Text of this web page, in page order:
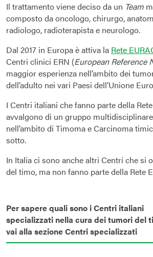
Il trattamento viene deciso da un Team
composto da oncologo, chirurgo,
radiologo, radioterapista e neurologo.
Dal 2017 in Europa è attiva la Rete
Centri clinici ERN (European Reference
maggior esperienza nell’ambito dei
dell’adulto nei vari Paesi dell’Unione
I Centri italiani che fanno parte della
avvalgono di un gruppo
nell’ambito di Timoma e Carcinoma
sotto.
In Italia ci sono anche altri Centri che si
del timo, ma non fanno parte della Rete
Per sapere quali sono i Centri italiani
specializzati nella cura dei tumori del
vai alla sezione Centri specializzati